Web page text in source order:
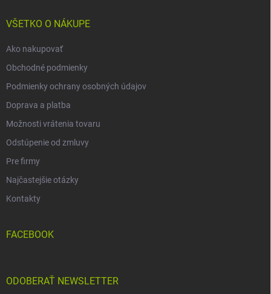
VŠETKO O NÁKUPE
Ako nakupovať
Obchodné podmienky
Podmienky ochrany osobných údajov
Doprava a platba
Možnosti vrátenia tovaru
Odstúpenie od zmluvy
Pre firmy
Najčastejšie otázky
Kontakty
FACEBOOK
ODOBERAŤ NEWSLETTER